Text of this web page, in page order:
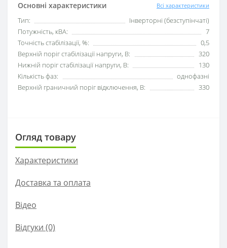
Основні характеристики Всі характеристики
Тип:
Інверторні (безступінчаті)
Потужність, кВА:
7
Точність стабілізації, %:
0,5
Верхній поріг стабілізації напруги, В:
320
Нижній поріг стабілізації напруги, В:
130
Кількість фаз:
однофазні
Верхній граничний поріг відключення, В:
330
Огляд товару
Характеристики
Доставка та оплата
Вiдео
Відгуки (0)